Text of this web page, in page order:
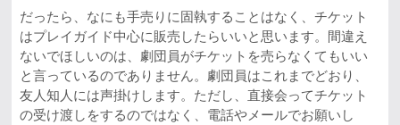
だったら、なにも手売りに固執することはなく、チケット
はプレイガイド中心に販売したらいいと思います。間違え
ないでほしいのは、劇団員がチケットを売らなくてもいい
と言っているのでありません。劇団員はこれまでどおり、
友人知人には声掛けします。ただし、直接会ってチケット
の受け渡しをするのではなく、電話やメールでお願いし